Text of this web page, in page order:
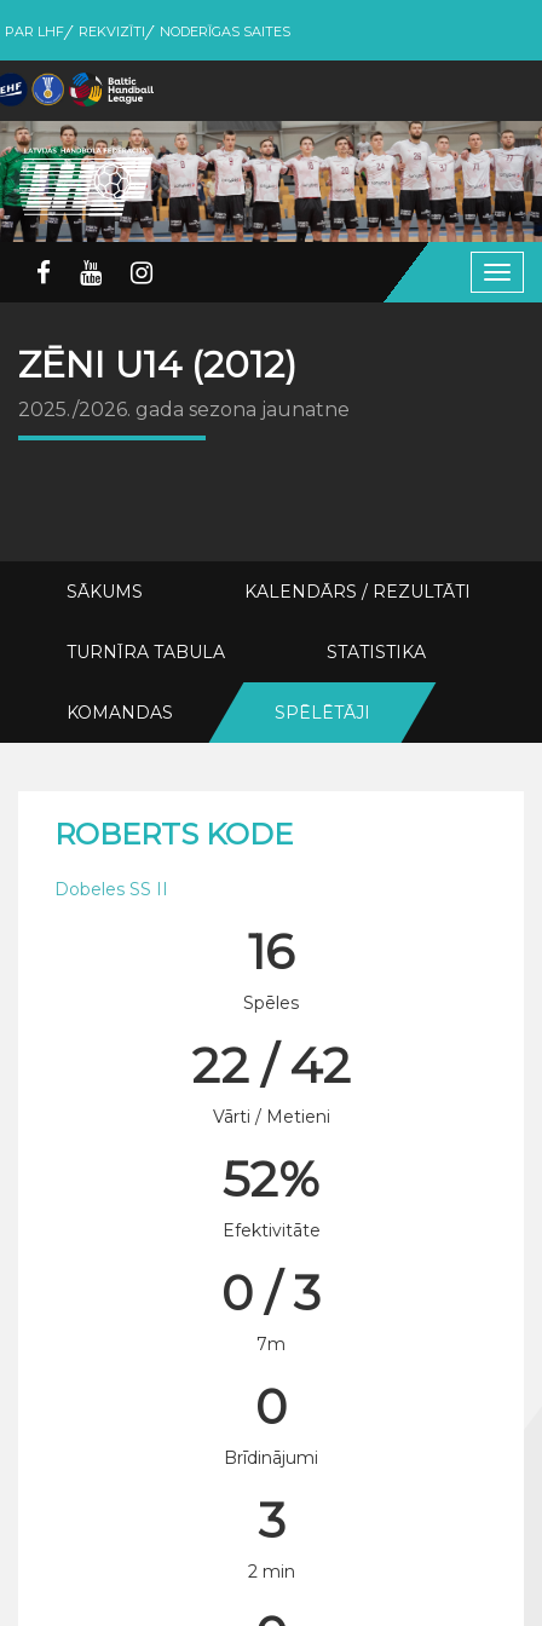
PAR LHF REKVIZĪTI NODERĪGAS SAITES
ZĒNI U14 (2012)
2025./2026. gada sezona jaunatne
SĀKUMS KALENDĀRS / REZULTĀTI
TURNĪRA TABULA STATISTIKA
KOMANDAS SPĒLĒTĀJI
ROBERTS KODE
Dobeles SS II
16
Spēles
22 / 42
Vārti / Metieni
52%
Efektivitāte
0 / 3
7m
0
Brīdinājumi
3
2 min